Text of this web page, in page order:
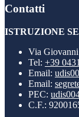
Contatti
ISTRUZIONE
Via
Tel: +39
Email:
Email:
PEC:
C.F.: